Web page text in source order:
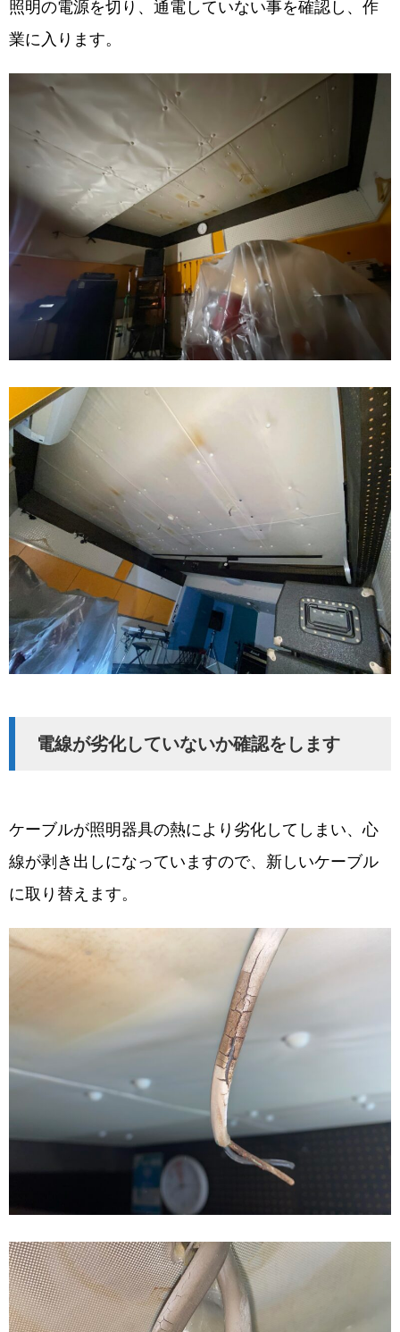
照明の電源を切り、通電していない事を確認し、作
業に入ります。
電線が劣化していないか確認をします
ケーブルが照明器具の熱により劣化してしまい、心
線が剥き出しになっていますので、新しいケーブル
に取り替えます。